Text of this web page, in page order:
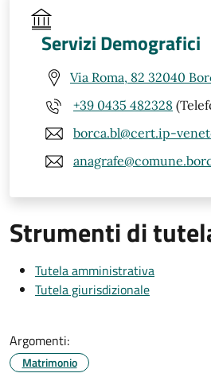
Servizi Demografici
Via Roma, 82 32040
+39 0435 482328
borca.bl@cert.ip-
Strumenti di
Tutela amministrativa
Tutela giurisdizionale
Argomenti:
Matrimonio